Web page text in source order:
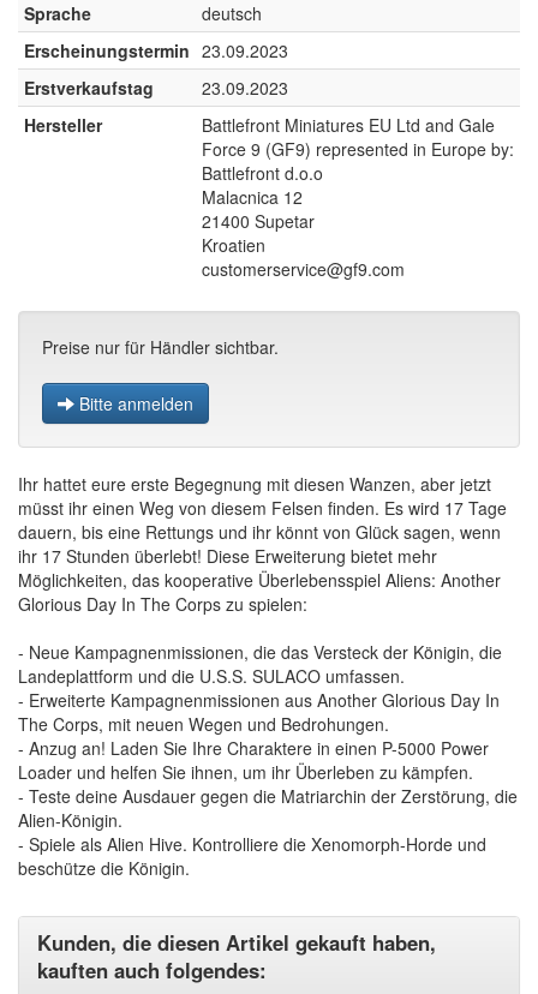
Sprache
deutsch
Erscheinungstermin 23.09.2023
Erstverkaufstag
23.09.2023
Hersteller
Battlefront Miniatures EU Ltd and Gale
Force 9 (GF9) represented in Europe by:
Battlefront d.o.o
Malacnica 12
21400 Supetar
Kroatien
customerservice@gf9.com
Preise nur für Händler sichtbar.
Bitte anmelden
Ihr hattet eure erste Begegnung mit diesen Wanzen, aber jetzt
müsst ihr einen Weg von diesem Felsen finden. Es wird 17 Tage
dauern, bis eine Rettungs und ihr könnt von Glück sagen, wenn
ihr 17 Stunden überlebt! Diese Erweiterung bietet mehr
Möglichkeiten, das kooperative Überlebensspiel Aliens: Another
Glorious Day In The Corps zu spielen:
- Neue Kampagnenmissionen, die das Versteck der Königin, die
Landeplattform und die U.S.S. SULACO umfassen.
- Erweiterte Kampagnenmissionen aus Another Glorious Day In
The Corps, mit neuen Wegen und Bedrohungen.
- Anzug an! Laden Sie Ihre Charaktere in einen P-5000 Power
Loader und helfen Sie ihnen, um ihr Überleben zu kämpfen.
- Teste deine Ausdauer gegen die Matriarchin der Zerstörung, die
Alien-Königin.
- Spiele als Alien Hive. Kontrolliere die Xenomorph-Horde und
beschütze die Königin.
Kunden, die diesen Artikel gekauft haben,
kauften auch folgendes: